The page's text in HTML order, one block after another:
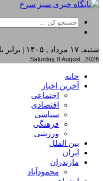
شنبه, ۱۷ مرداد , ۱۴۰۵ | برابر با : 24 صفر 1448
Saturday, 8 August , 2026
خانه
آخرین اخبار
اجتماعی
اقتصادی
سیاسی
فرهنگی
ورزشی
بین الملل
ایران
مازندران
محمودآباد